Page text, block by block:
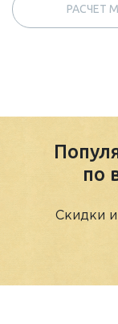
РАСЧЕТ
по
Скидки